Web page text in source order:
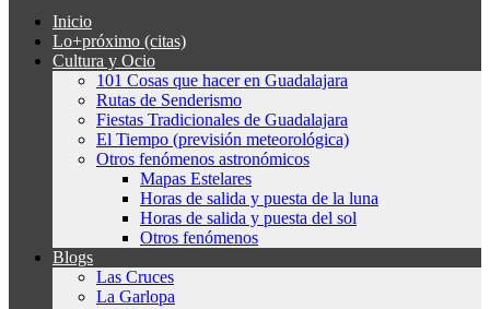
Inicio
Lo+próximo (citas)
Cultura y Ocio
101 Cosas que hacer en Guadalajara
Rutas de Senderismo
Fiestas Tradicionales de Guadalajara
El Tiempo (previsión meteorológica)
Otros fenómenos astronómicos
Mapas Estelares
Horas de salida y puesta de la luna
Horas de salida y puesta del sol
Otros fenómenos
Blogs
Las Cruces
La Garlopa